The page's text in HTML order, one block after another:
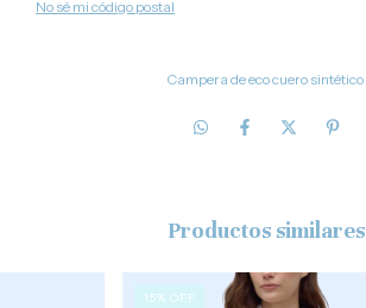
No sé mi código postal
Campera de eco cuero sintético
Productos similares
15% OFF